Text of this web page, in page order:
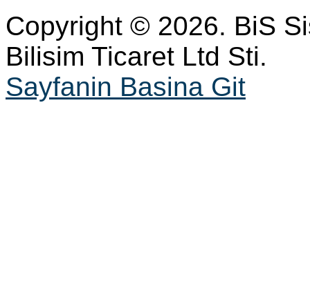
Copyright © 2026. BiS
Bilisim Ticaret Ltd Sti.
Sayfanin Basina Git